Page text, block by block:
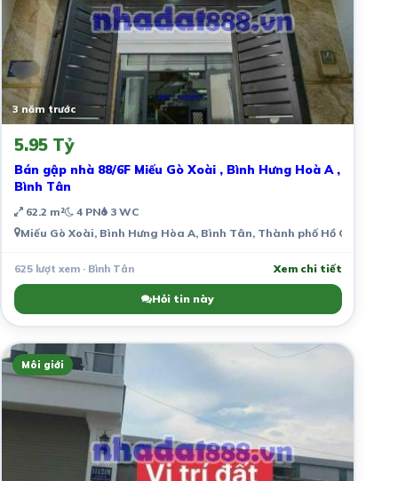
3 năm trước
5.95 Tỷ
Bán gập nhà 88/6F Miếu Gò Xoài , Bình Hưng Hoà A ,
Bình Tân
62.2 m² 4 PN 3 WC
Miếu Gò Xoài, Bình Hưng Hòa A, Bình Tân, Thành phố Hồ Chí Minh,
625 lượt xem · Bình Tân Xem chi tiết
Hỏi tin này
Môi giới